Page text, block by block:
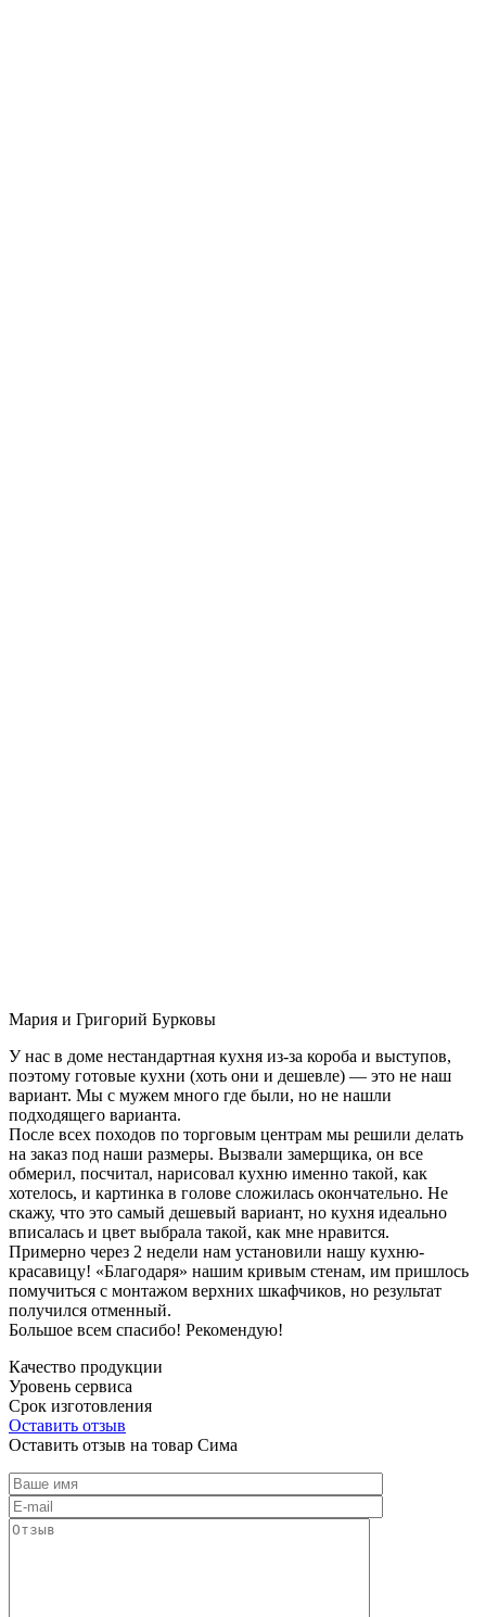
Мария и Григорий Бурковы
У нас в доме нестандартная кухня из-за короба и выступов,
поэтому готовые кухни (хоть они и дешевле) — это не наш
вариант. Мы с мужем много где были, но не нашли
подходящего варианта.
После всех походов по торговым центрам мы решили делать
на заказ под наши размеры. Вызвали замерщика, он все
обмерил, посчитал, нарисовал кухню именно такой, как
хотелось, и картинка в голове сложилась окончательно. Не
скажу, что это самый дешевый вариант, но кухня идеально
вписалась и цвет выбрала такой, как мне нравится.
Примерно через 2 недели нам установили нашу кухню-
красавицу! «Благодаря» нашим кривым стенам, им пришлось
помучиться с монтажом верхних шкафчиков, но результат
получился отменный.
Большое всем спасибо! Рекомендую!
Качество продукции
Уровень сервиса
Срок изготовления
Оставить отзыв
Оставить отзыв на товар Сима